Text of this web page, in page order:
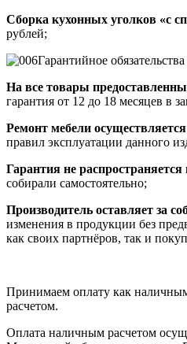
Сборка кухонных уголков «с
рублей;
Гарантийное обязательства
На все товары
гарантия от 12 до 18 месяцев в
Ремонт мебели
правил эксплуатации данного
Гарантия не распространяется
собирали самостоятельно;
Производитель оставляет за
изменения в продукции без
как своих партнёров, так и
Принимаем оплату как
расчетом.
Оплата наличным расчетом